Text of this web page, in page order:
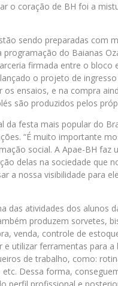
o coração de BH foi a
sendo preparadas com
do Baianas
firmada entre o
o projeto de
ensaios, e na compra
são produzidos pelos
da festa mais popular do
“É muito importante
social. A Apae-BH
delas na sociedade que
a nossa visibilidade para
das atividades dos alunos
produzem sorvetes,
venda, controle de
e utilizar ferramentas para
de trabalho, como:
Dessa forma,